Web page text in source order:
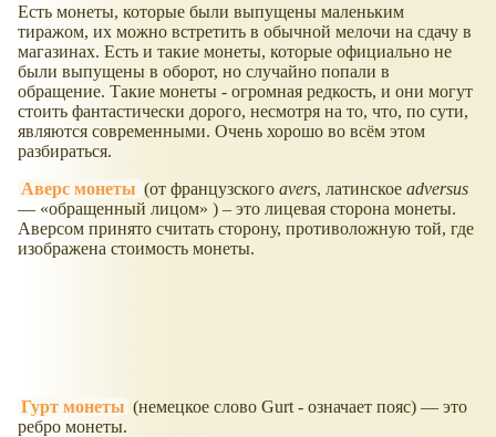
Есть монеты, которые были выпущены маленьким
тиражом, их можно встретить в обычной мелочи на сдачу в
магазинах. Есть и такие монеты, которые официально не
были выпущены в оборот, но случайно попали в
обращение. Такие монеты - огромная редкость, и они могут
стоить фантастически дорого, несмотря на то, что, по сути,
являются современными. Очень хорошо во всём этом
разбираться.
Аверс монеты (от французского avers, латинское adversus
—
обращенный лицом
) – это лицевая сторона монеты.
Аверсом принято считать сторону, противоложную той, где
изображена стоимость монеты.
Гурт монеты (немецкое слово Gurt - означает пояс) — это
ребро монеты.